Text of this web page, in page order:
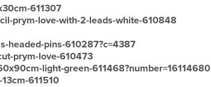
611307
prym-love-with-2-leads-white-610848
headed-pins-610287?c=4387
prym-love-610473
light-green-611468?number=16114680
611510